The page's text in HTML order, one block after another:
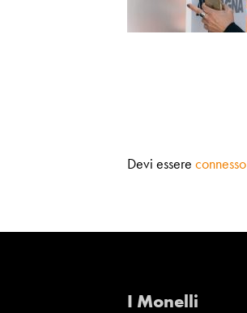
Devi essere connesso
I Monelli